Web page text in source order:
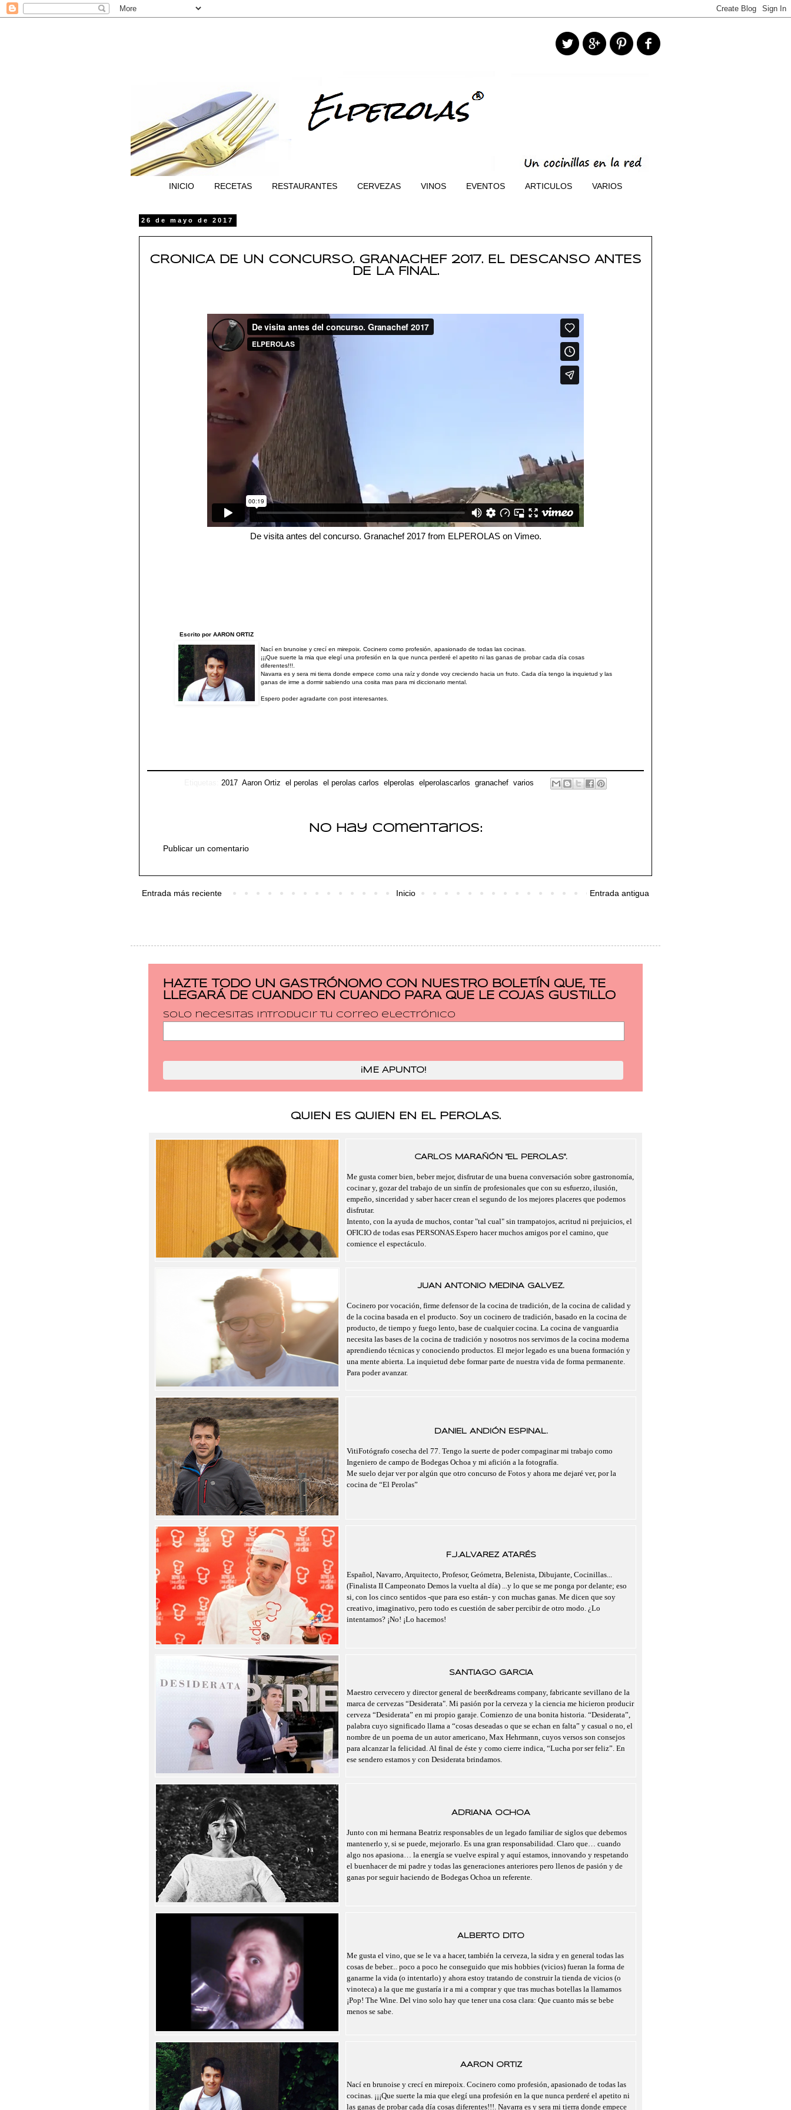
INICIO RECETAS RESTAURANTES CERVEZAS VINOS EVENTOS ARTICULOS VARIOS
26 de mayo de 2017
CRONICA DE UN CONCURSO. GRANACHEF 2017. EL DESCANSO ANTES
DE LA FINAL.
De visita antes del concurso. Granachef 2017from ELPEROLASon Vimeo.
Escrito por AARON ORTIZ
Nací en brunoise y crecí en mirepoix. Cocinero como profesión, apasionado de todas las cocinas.
¡¡¡Que suerte la mia que elegí una profesión en la que nunca perderé el apetito ni las ganas de probar cada día cosas
diferentes!!!.
Navarra es y sera mi tierra donde empece como una raíz y donde voy creciendo hacia un fruto. Cada día tengo la inquietud y las
ganas de irme a dormir sabiendo una cosita mas para mi diccionario mental.
Espero poder agradarte con post interesantes.
2017, Aaron Ortiz el perolas el perolas carlos elperolas elperolascarlos granachef, varios
No hay comentarios:
Publicar un comentario
Entrada más reciente Entrada antigua
Inicio
HAZTE TODO UN GASTRÓNOMO CON NUESTRO BOLETÍN QUE, TE
LLEGARÁ DE CUANDO EN CUANDO PARA QUE LE COJAS GUSTILLO
Solo necesitas introducir tu correo electrónico
QUIEN ES QUIEN EN EL PEROLAS.
CARLOS MARAÑÓN "EL PEROLAS".
Me gusta comer bien, beber mejor, disfrutar de una buena conversación sobre gastronomía,
cocinar y, gozar del trabajo de un sinfín de profesionales que con su esfuerzo, ilusión,
empeño, sinceridad y saber hacer crean el segundo de los mejores placeres que podemos
disfrutar.
Intento, con la ayuda de muchos, contar "tal cual" sin trampatojos, acritud ni prejuicios, el
OFICIO de todas esas PERSONAS.Espero hacer muchos amigos por el camino, que
comience el espectáculo.
JUAN ANTONIO MEDINA GALVEZ.
Cocinero por vocación, firme defensor de la cocina de tradición, de la cocina de calidad y
de la cocina basada en el producto. Soy un cocinero de tradición, basado en la cocina de
producto, de tiempo y fuego lento, base de cualquier cocina. La cocina de vanguardia
necesita las bases de la cocina de tradición y nosotros nos servimos de la cocina moderna
aprendiendo técnicas y conociendo productos. El mejor legado es una buena formación y
una mente abierta. La inquietud debe formar parte de nuestra vida de forma permanente.
Para poder avanzar.
DANIEL ANDIÓN ESPINAL.
VitiFotógrafo cosecha del 77. Tengo la suerte de poder compaginar mi trabajo como
Ingeniero de campo de Bodegas Ochoa y mi afición a la fotografía.
Me suelo dejar ver por algún que otro concurso de Fotos y ahora me dejaré ver, por la
cocina de “El Perolas”
F.J.ALVAREZ ATARÉS
Español, Navarro, Arquitecto, Profesor, Geómetra, Belenista, Dibujante, Cocinillas...
(Finalista II Campeonato Demos la vuelta al día) ...y lo que se me ponga por delante; eso
si, con los cinco sentidos -que para eso están- y con muchas ganas. Me dicen que soy
creativo, imaginativo, pero todo es cuestión de saber percibir de otro modo. ¿Lo
intentamos? ¡No! ¡Lo hacemos!
SANTIAGO GARCIA
Maestro cervecero y director general de beer&dreams company, fabricante sevillano de la
marca de cervezas “Desiderata". Mi pasión por la cerveza y la ciencia me hicieron producir
cerveza “Desiderata” en mi propio garaje. Comienzo de una bonita historia. “Desiderata”,
palabra cuyo significado llama a “cosas deseadas o que se echan en falta” y casual o no, el
nombre de un poema de un autor americano, Max Hehrmann, cuyos versos son consejos
para alcanzar la felicidad. Al final de éste y como cierre indica, “Lucha por ser feliz”. En
ese sendero estamos y con Desiderata brindamos.
ADRIANA OCHOA
Junto con mi hermana Beatriz responsables de un legado familiar de siglos que debemos
mantenerlo y, si se puede, mejorarlo. Es una gran responsabilidad. Claro que… cuando
algo nos apasiona… la energía se vuelve espiral y aquí estamos, innovando y respetando
el buenhacer de mi padre y todas las generaciones anteriores pero llenos de pasión y de
ganas por seguir haciendo de Bodegas Ochoa un referente.
ALBERTO DITO
Me gusta el vino, que se le va a hacer, también la cerveza, la sidra y en general todas las
cosas de beber... poco a poco he conseguido que mis hobbies (vicios) fueran la forma de
ganarme la vida (o intentarlo) y ahora estoy tratando de construir la tienda de vicios (o
vinoteca) a la que me gustaría ir a mi a comprar y que tras muchas botellas la llamamos
¡Pop! The Wine. Del vino solo hay que tener una cosa clara: Que cuanto más se bebe
menos se sabe.
AARON ORTIZ
Nací en brunoise y crecí en mirepoix. Cocinero como profesión, apasionado de todas las
cocinas. ¡¡¡Que suerte la mia que elegí una profesión en la que nunca perderé el apetito ni
las ganas de probar cada día cosas diferentes!!!. Navarra es y sera mi tierra donde empece